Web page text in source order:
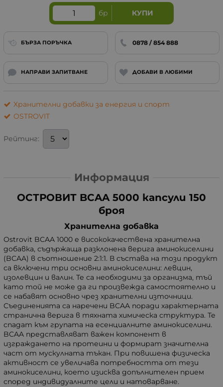
бр КУПИ
БЪРЗА ПОРЪЧКА 0878 / 854 888
НАПРАВИ ЗАПИТВАНЕ ДОБАВИ В ЛЮБИМИ
Хранителни добавки за енергия и спорт
OSTROVIT
Рейтинг:
Информация
ОСТРОВИТ BCAA 5000 капсули 150
броя
Хранителна добавка
Ostrovit BCAA 1000 е висококачествена хранителна
добавка, съдържаща разклонена верига аминокиселини
(BCAA) в съотношение 2:1:1. В състава на този продукт
са включени три основни аминокиселини: левцин,
изолевцин и валин. Те са необходими за организма, тъй
като той не може да ги произвежда самостоятелно и
се набавят основно чрез хранителни източници.
Съединенията са наречени BCAA поради характерната
странична верига в тяхната химическа структура. Те
спадат към групата на есенциалните аминокиселини.
BCAA представляват важен компонент в
изграждането на протеини и формират значителна
част от мускулната тъкан. При повишена физическа
активност се увеличава потребността от тези
аминокиселини, което изисква допълнителен прием
според индивидуалните цели и натоварване.